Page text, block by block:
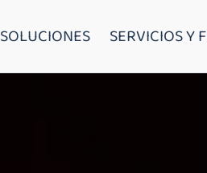
SOLUCIONES SERVICIOS Y